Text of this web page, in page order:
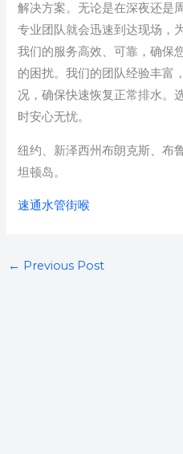
解决方案。无论是在深夜还是
专业团队就会迅速到达现场，
我们的服务高效、可靠，确保
的困扰。我们的团队经验丰富
况，确保快速恢复正常排水。
时安心无忧。
纽约、新泽西州布朗克斯、布
坦顿岛。
速通水管街喉
← Previous Post